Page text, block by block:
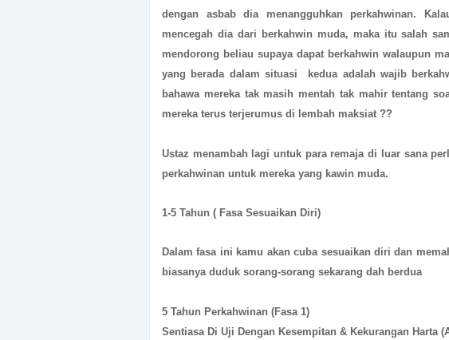
dengan asbab dia menangguhkan perkahwinan.
mencegah dia dari berkahwin muda, maka itu salah
mendorong beliau supaya dapat berkahwin walaupun
yang berada dalam situasi kedua adalah wajib
bahawa mereka tak masih mentah tak mahir tentang
mereka terus terjerumus di lembah maksiat ??
Ustaz menambah lagi untuk para remaja di luar sana
perkahwinan untuk mereka yang kawin muda.
1-5 Tahun ( Fasa Sesuaikan Diri)
Dalam fasa ini kamu akan cuba sesuaikan diri dan
biasanya duduk sorang-sorang sekarang dah berdua
5 Tahun Perkahwinan (Fasa 1)
Sentiasa Di Uji Dengan Kesempitan & Kekurangan Harta